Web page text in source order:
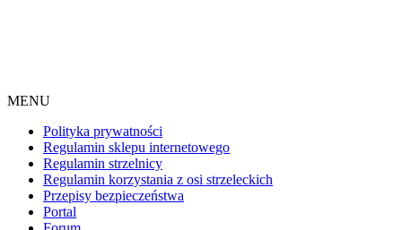
MENU
Polityka prywatności
Regulamin sklepu internetowego
Regulamin strzelnicy
Regulamin korzystania z osi strzeleckich
Przepisy bezpieczeństwa
Portal